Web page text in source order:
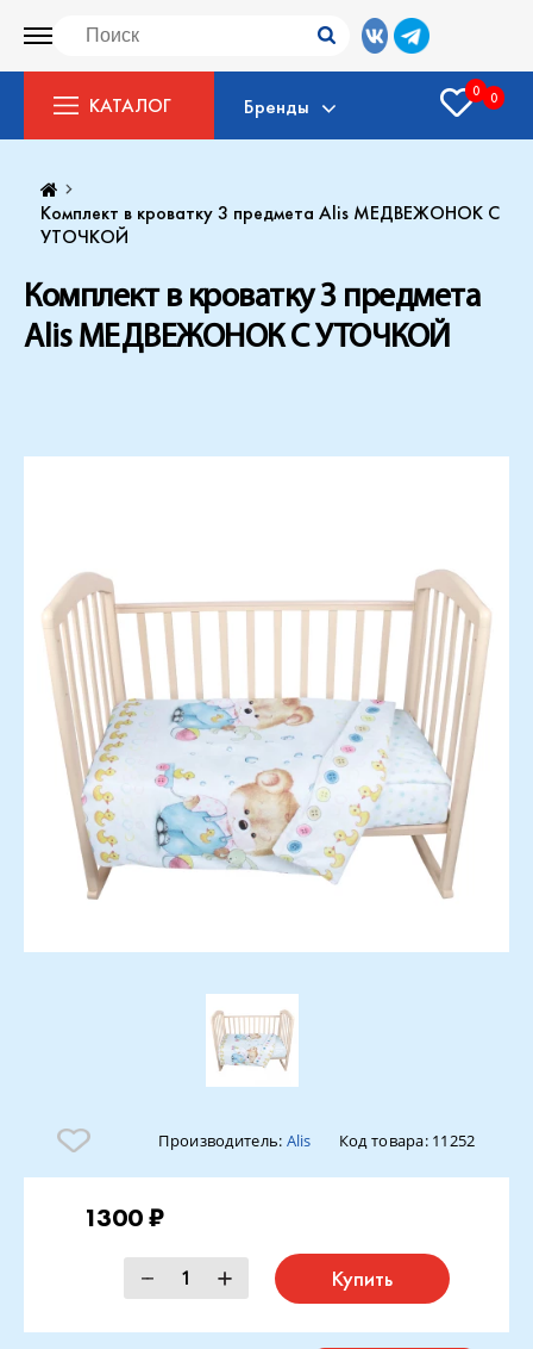
КАТАЛОГ Бренды
0 0
Комплект в кроватку 3 предмета Alis МЕДВЕЖОНОК С
УТОЧКОЙ
Комплект в кроватку 3 предмета
Alis МЕДВЕЖОНОК С УТОЧКОЙ
Производитель: Alis Код товара: 11252
1300 ₽
Купить